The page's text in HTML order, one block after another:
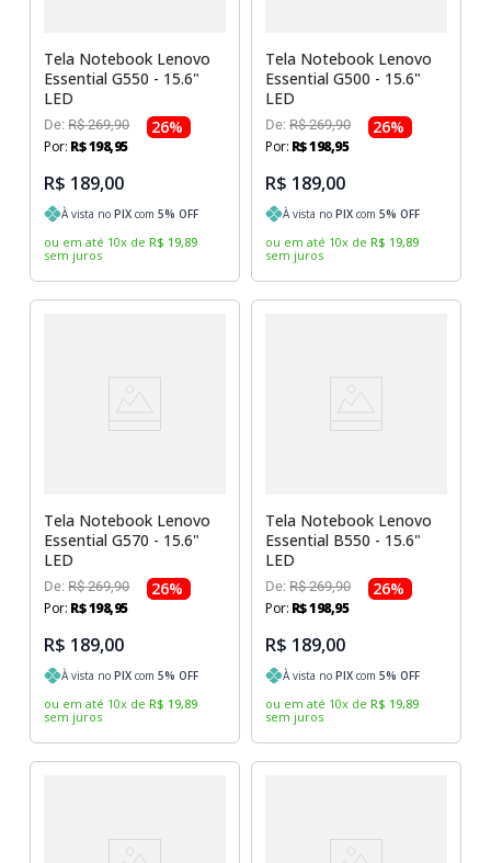
Tela Notebook Lenovo
Essential G550 - 15.6"
LED
De:R$ 269,90 26%
Por: R$198,95
R$ 189,00
À vista noPIX com5% OFF
ou em até 10x de R$ 19,89
sem juros
Tela Notebook Lenovo
Essential G500 - 15.6"
LED
De: R$ 269,90 26%
Por: R$198,95
R$ 189,00
À vista no PIX com 5% OFF
ou em até 10x de R$ 19,89
sem juros
Tela Notebook Lenovo
Essential G570 - 15.6"
LED
De:R$ 269,90 26%
Por: R$198,95
R$ 189,00
À vista noPIX com5% OFF
ou em até 10x de R$ 19,89
sem juros
Tela Notebook Lenovo
Essential B550 - 15.6"
LED
De: R$ 269,90 26%
Por: R$198,95
R$ 189,00
À vista no PIX com 5% OFF
ou em até 10x de R$ 19,89
sem juros